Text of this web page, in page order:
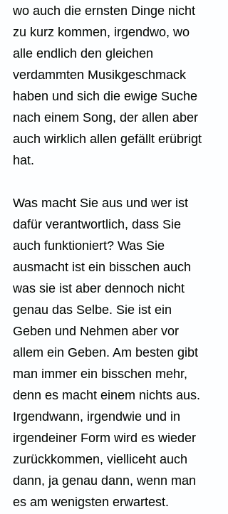
wo auch die ernsten Dinge nicht
zu kurz kommen, irgendwo, wo
alle endlich den gleichen
verdammten Musikgeschmack
haben und sich die ewige Suche
nach einem Song, der allen aber
auch wirklich allen gefällt erübrigt
hat.
Was macht Sie aus und wer ist
dafür verantwortlich, dass Sie
auch funktioniert? Was Sie
ausmacht ist ein bisschen auch
was sie ist aber dennoch nicht
genau das Selbe. Sie ist ein
Geben und Nehmen aber vor
allem ein Geben. Am besten gibt
man immer ein bisschen mehr,
denn es macht einem nichts aus.
Irgendwann, irgendwie und in
irgendeiner Form wird es wieder
zurückkommen, vielliceht auch
dann, ja genau dann, wenn man
es am wenigsten erwartest.